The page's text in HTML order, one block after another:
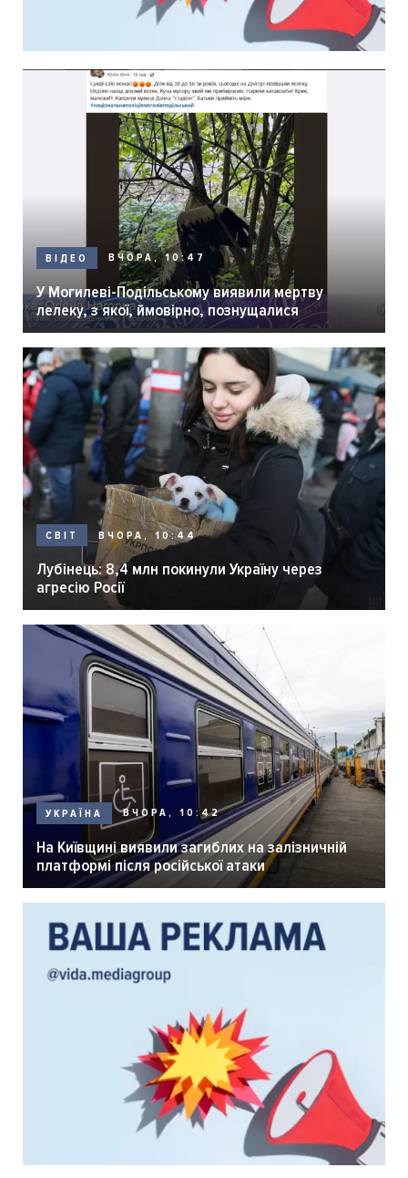
ВІДЕО ВЧОРА, 10:47
У Могилеві-Подільському виявили мертву
лелеку, з якої, ймовірно, познущалися
СВІТ ВЧОРА, 10:44
Лубінець: 8,4 млн покинули Україну через
агресію Росії
УКРАЇНА ВЧОРА, 10:42
На Київщині виявили загиблих на залізничній
платформі після російської атаки